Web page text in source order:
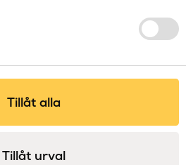
Tillåt alla
Tillåt urval
Classic